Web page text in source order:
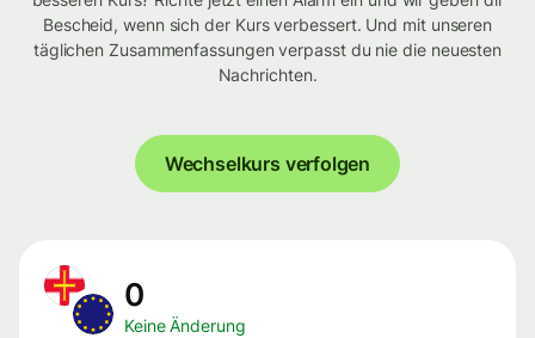
Bescheid, wenn sich der Kurs verbessert. Und mit unseren
täglichen Zusammenfassungen verpasst du nie die neuesten
Nachrichten.
Wechselkurs verfolgen
0
Keine Änderung